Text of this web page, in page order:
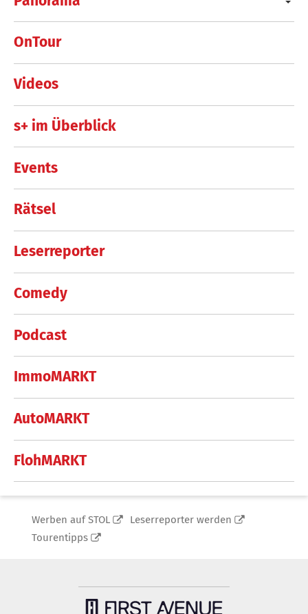
OnTour
Videos
s+ im Überblick
Events
Rätsel
Leserreporter
Comedy
Podcast
ImmoMARKT
AutoMARKT
FlohMARKT
Werben auf STOL
Leserreporter werden
Tourentipps